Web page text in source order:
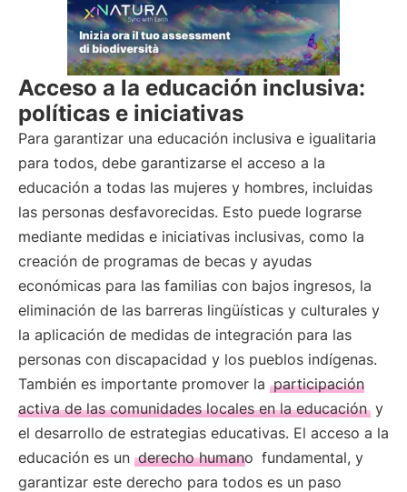
Acceso a la educación inclusiva:
políticas e iniciativas
Para garantizar una educación inclusiva e igualitaria
para todos, debe garantizarse el acceso a la
educación a todas las mujeres y hombres, incluidas
las personas desfavorecidas. Esto puede lograrse
mediante medidas e iniciativas inclusivas, como la
creación de programas de becas y ayudas
económicas para las familias con bajos ingresos, la
eliminación de las barreras lingüísticas y culturales y
la aplicación de medidas de integración para las
personas con discapacidad y los pueblos indígenas.
También es importante promover la participación
activa de las comunidades locales en la educación y
el desarrollo de estrategias educativas. El acceso a la
educación es un derecho humano fundamental, y
garantizar este derecho para todos es un paso